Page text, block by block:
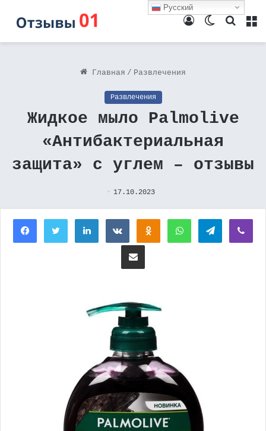
Поиск
Switch
Войти
Главная / Развлечения
Развлечения
Жидкое мыло Palmolive
«Антибактериальная
защита» с углем – отзывы
17.10.2023
FacebookTwitterLinkedInВконтактеОдноклассники
WhatsAppTelegram
Поделиться через электронную почту
Русский